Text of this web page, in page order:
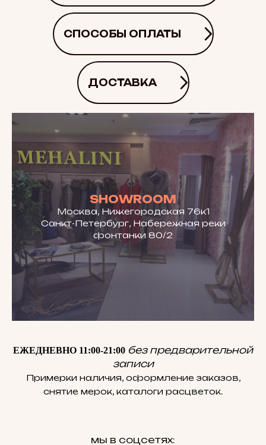
СПОСОБЫ ОПЛАТЫ
ДОСТАВКА
SHOWROOM
Москва, Нижегородская 76к1
Санкт-Петербург, Набережная реки
фонтанки 80/2
ЕЖЕДНЕВНО 11:00-21:00 без предварительной
записи
Примерки наличия, оформление заказов,
снятие мерок, каталоги расцветок.
мы в соцсетях: